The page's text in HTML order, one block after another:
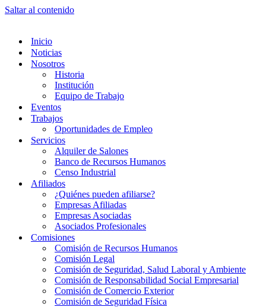
Saltar al contenido
Inicio
Noticias
Nosotros
Historia
Institución
Equipo de Trabajo
Eventos
Trabajos
Oportunidades de Empleo
Servicios
Alquiler de Salones
Banco de Recursos Humanos
Censo Industrial
Afiliados
¿Quiénes pueden afiliarse?
Empresas Afiliadas
Empresas Asociadas
Asociados Profesionales
Comisiones
Comisión de Recursos Humanos
Comisión Legal
Comisión de Seguridad, Salud Laboral y Ambiente
Comisión de Responsabilidad Social Empresarial
Comisión de Comercio Exterior
Comisión de Seguridad Física